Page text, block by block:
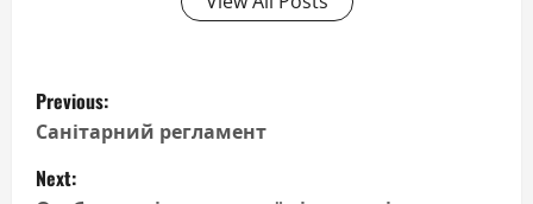
P
o
s
Previous:
Санітарний регламент
Next: